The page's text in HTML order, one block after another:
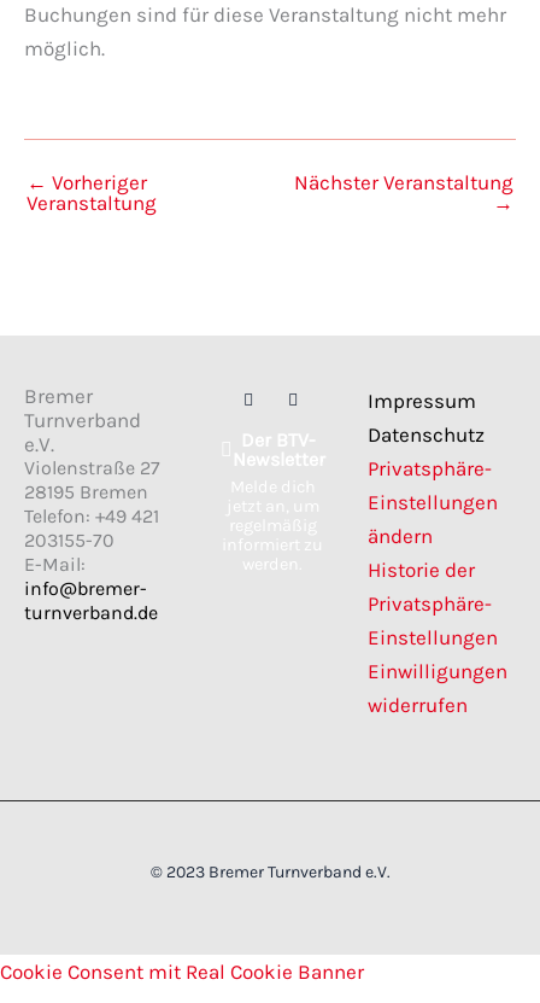
Buchungen sind für diese Veranstaltung nicht mehr
möglich.
← Vorheriger
Veranstaltung
Nächster Veranstaltung
→
Bremer
Turnverband
e.V.
Violenstraße 27
28195 Bremen
Telefon: +49 421
203155-70
E-Mail:
info@bremer-
turnverband.de
F
a
e
b
o
k
I
n
t
a
Der BTV-
Newsletter
Melde dich
jetzt an, um
regelmäßig
informiert zu
werden.
Impressum
Datenschutz
Privatsphäre-
Einstellungen
ändern
Historie der
Privatsphäre-
Einstellungen
Einwilligungen
widerrufen
© 2023 Bremer Turnverband e.V.
Cookie Consent mit Real Cookie Banner